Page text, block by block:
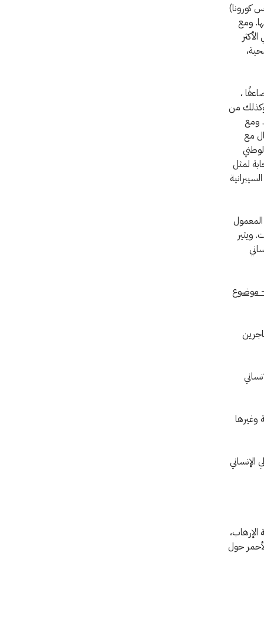
باسم فيروس كورونا)
ومع
،
من
ومع
مع
لمثل
المعمول
ويثير
موضوع
المهاجرين
وغيرها
الإرهاب،
حول